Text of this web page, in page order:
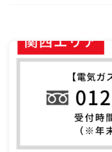
四国電力エリア
九州電力エリア
中国電力エリア
四国電力エリア
九州電力エリア
関西電力エリア
中国電力エリア
四国電力エリア
九州電力エリア
中部電力エリア
関西電力エリア
中国電力エリア
四国電力エリア
北陸電力エリア
中部電力エリア
関西電力エリア
中国電力エリア
東京電力エリア
北陸電力エリア
中部電力エリア
関西電力エリア
東北電力エリア
東京電力エリア
北陸電力エリア
中部電力エリア